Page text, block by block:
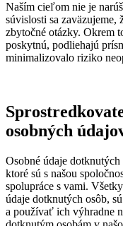
Naším cieľom nie je
súvislosti sa zaväzujeme,
zbytočné otázky. Okrem
poskytnú, podliehajú
minimalizovalo riziko
osobných
Osobné údaje
ktoré sú s našou
spolupráce s vami.
údaje dotknutých osôb,
a používať ich výhradne